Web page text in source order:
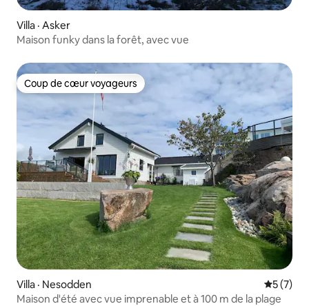
Villa · Asker
Maison funky dans la forêt, avec vue
Coup de cœur voyageurs
Coup de cœur voyageurs
Villa · Nesodden Note
5 (7)
Maison d'été avec vue imprenable et à 100 m de la plage